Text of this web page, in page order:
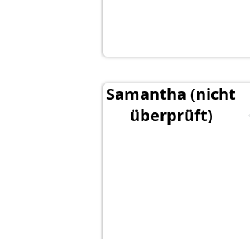
Samantha (nicht
überprüft)
Wissen